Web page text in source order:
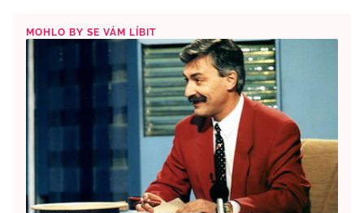
MOHLO BY SE VÁM LÍBIT